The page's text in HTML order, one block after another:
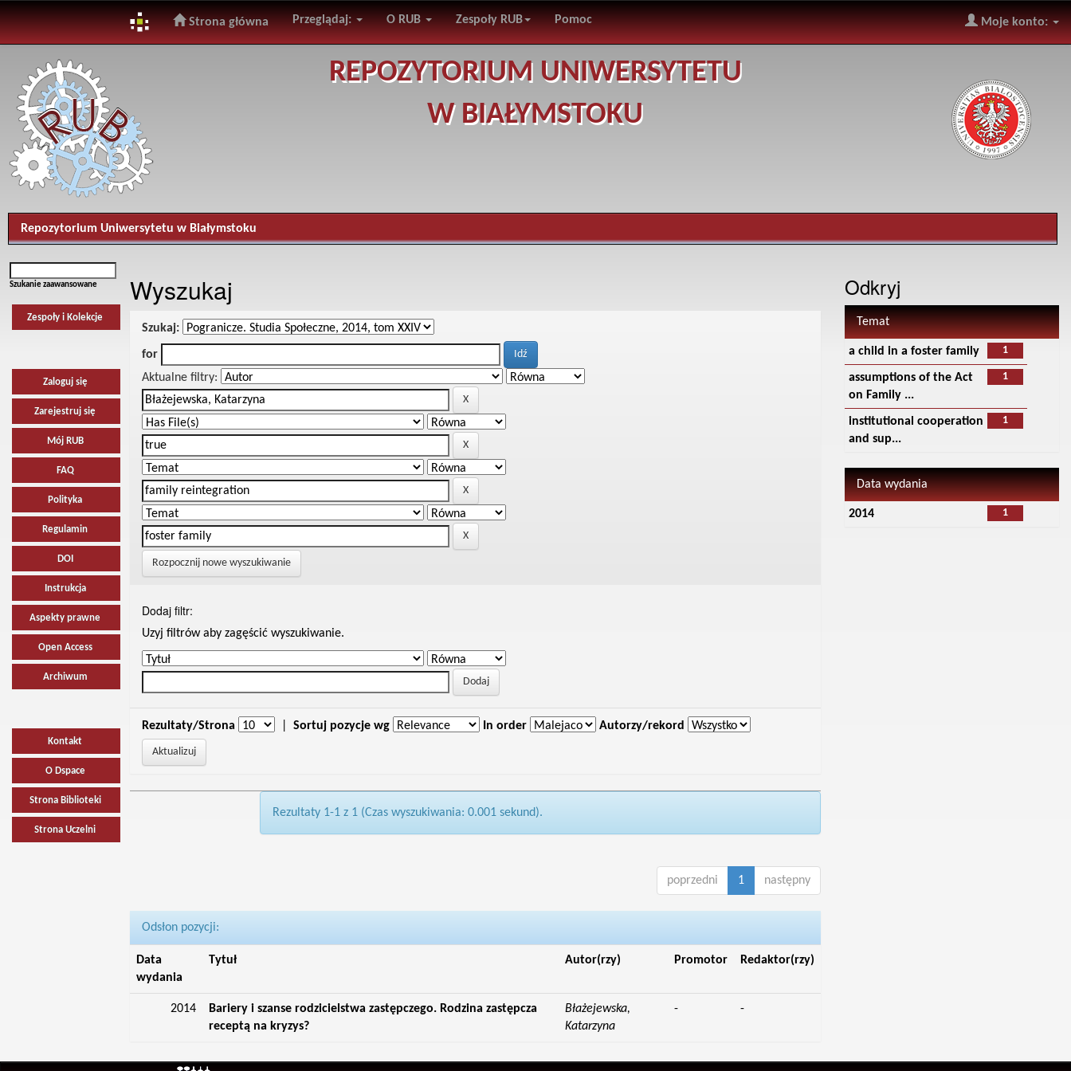
navigation
Strona główna Przeglądaj: O RUB Zespoły RUB Pomoc Moje konto:
REPOZYTORIUM UNIWERSYTETU
W BIAŁYMSTOKU
Repozytorium Uniwersytetu w Białymstoku
Szukanie zaawansowane
Zespoły i Kolekcje
Zaloguj się
Zarejestruj się
Mój RUB
FAQ
Polityka
Regulamin
DOI
Instrukcja
Aspekty prawne
Open Access
Archiwum
Kontakt
O Dspace
Strona Biblioteki
Strona Uczelni
Wyszukaj
Szukaj:
for
Aktualne filtry:
Rozpocznij nowe wyszukiwanie
Dodaj filtr:
Uzyj filtrów aby zagęścić wyszukiwanie.
Rezultaty/Strona Sortuj pozycje wg In order Autorzy/rekord
Rezultaty 1-1 z 1 (Czas wyszukiwania: 0.001 sekund).
poprzedni 1 następny
Odsłon pozycji:
Data
wydania
Tytuł Autor(rzy) Promotor Redaktor(rzy)
2014
Bariery i szanse rodzicielstwa zastępczego. Rodzina zastępcza
receptą na kryzys?
Błażejewska,
Katarzyna
- -
Odkryj
Temat
1
a child in a foster family
1
assumptions of the Act
on Family ...
1
institutional cooperation
and sup...
Data wydania
1
2014